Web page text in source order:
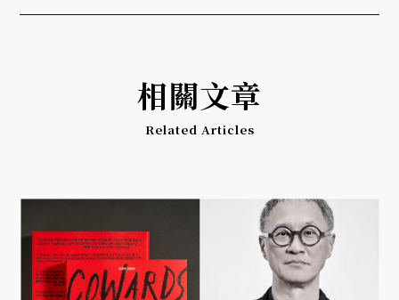
相關文章
Related Articles